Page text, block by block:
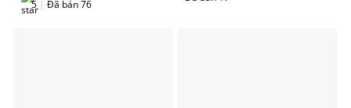
5 | Đã bán 76